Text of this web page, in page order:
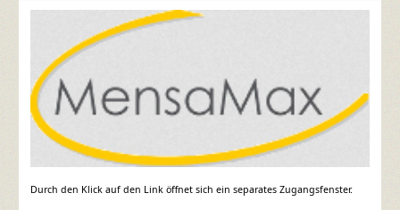
Durch den Klick auf den Link öffnet sich ein separates Zugangsfenster.